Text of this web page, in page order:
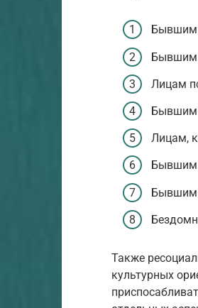
Бывшим
Бывшим
Лицам
Бывшим
Лицам,
Бывшим
Бывшим
Также
культурных